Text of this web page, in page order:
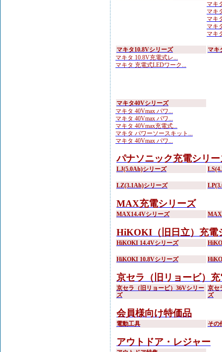
マキ
マキ
マキ
マキ
マキ
マキタ10.8Vシリーズ
マキタ 10.8V充電式レ...
マキタ 充電式LEDワーク...
マキ
マキタ40Vシリーズ
マキタ 40Vmax パワ...
マキタ 40Vmax パワ...
マキタ 40Vmax充電式...
マキタ パワーソースキット...
マキタ 40Vmax パワ...
パナソニック充電シリー
LJ(5.0Ah)シリーズ
LZ(3.1Ah)シリーズ
MAX充電シリーズ
MAX14.4Vシリーズ
HiKOKI（旧日立）充電
HiKOKI 14.4Vシリーズ
HiKOKI 10.8Vシリーズ
京セラ（旧リョービ）
京セラ（旧リョービ）36Vシリー
ズ
京セ
ズ
会員様向け特価品
電動工具 その
アウトドア・レジャー